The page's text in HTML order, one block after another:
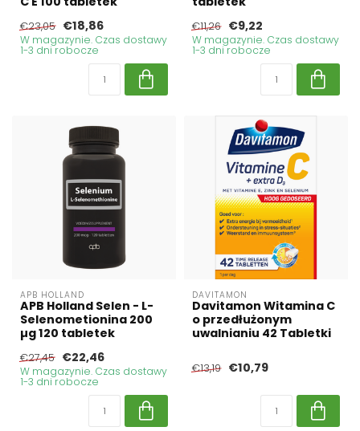
€23,05 €18,86
W magazynie. Czas dostawy
1-3 dni robocze
€11,26 €9,22
W magazynie. Czas dostawy
1-3 dni robocze
APB HOLLAND
APB Holland Selen - L-
Selenometionina 200
µg 120 tabletek
€27,45 €22,46
W magazynie. Czas dostawy
1-3 dni robocze
DAVITAMON
Davitamon Witamina C
o przedłużonym
uwalnianiu 42 Tabletki
€13,19 €10,79